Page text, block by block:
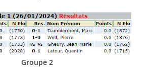
Groupe 2